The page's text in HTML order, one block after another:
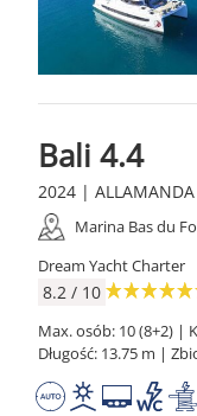
Bali 4.4
2024 | ALLAMANDA
Marina Bas du
Dream Yacht Charter
8.2 / 10
Max. osób: 10 (8+2) |
Długość: 13.75 m |